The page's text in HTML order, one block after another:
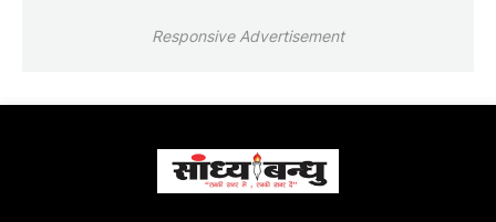
Responsive Advertisement